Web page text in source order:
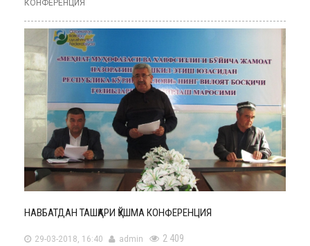
КОНФЕРЕНЦИЯ
НАВБАТДАН ТАШҚАРИ ҚЎШМА КОНФЕРЕНЦИЯ
29-03-2018, 16:40 admin 2 409